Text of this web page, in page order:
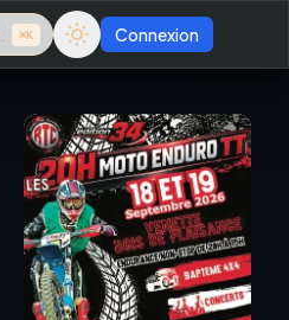
⌘K Connexion